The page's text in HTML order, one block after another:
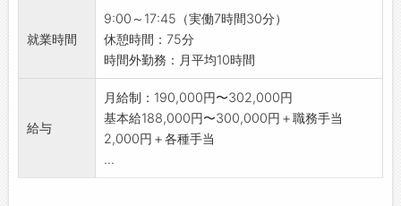
＼
・成長速度に合わせて仕事を任せてくれるの
で、日々成長できます♪
【研修制度】
・日産資格取得のための社内研修
・サービス研修
・メーカー研修
・IT研修
・仕事への意欲向上にも繋がっています◎
■テクニカルスタッフ
9:00：朝礼
・売上状況、来店予約状況、各種連絡事項を共
有
・元気に挨拶の練習
↓
就業時間
9:00～17:45（実働7時間30分）
休憩時間：75分
時間外勤務：月平均10時間
給与
月給制：190,000円〜302,000円
基本給188,000円〜300,000円＋職務手当
2,000円＋各種手当
...